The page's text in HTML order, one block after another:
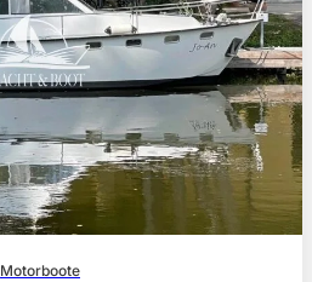
Motorboote